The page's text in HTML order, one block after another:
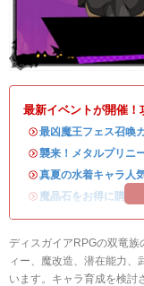
最新イベントが開催
・最凶魔王フェス召喚
・襲来！メタルプリニ
・真夏の水着キャラ人
・ 魔晶石をお得に購入
ディスガイアRPGの双竜
ィー、魔改造、潜在能力、
います。キャラ育成を検討